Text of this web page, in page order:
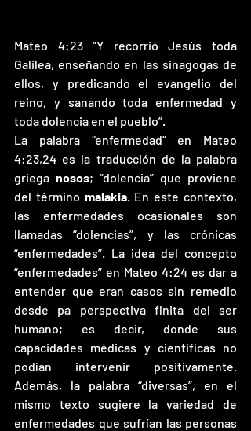
Mateo 4:23 “Y recorrió Jesús toda
Galilea, enseñando en las sinagogas de
ellos, y predicando el evangelio del
reino, y sanando toda enfermedad y
toda dolencia en el pueblo”.
La palabra “enfermedad” en Mateo
4:23,24 es la traducción de la palabra
griega nosos; “dolencia” que proviene
del término malakia. En este contexto,
las enfermedades ocasionales son
llamadas “dolencias”, y las crónicas
“enfermedades”. La idea del concepto
“enfermedades” en Mateo 4:24 es dar a
entender que eran casos sin remedio
desde pa perspectiva finita del ser
humano; es decir, donde sus
capacidades médicas y cientificas no
podían intervenir positivamente.
Además, la palabra “diversas”, en el
mismo texto sugiere la variedad de
enfermedades que sufrían las personas